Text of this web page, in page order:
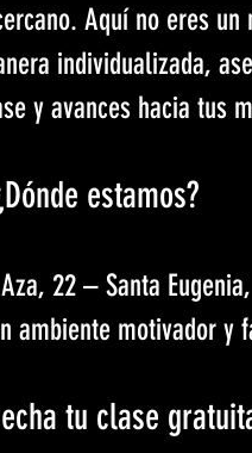
Aquí no eres
individualizada,
y avances hacia tus
estamos?
22 – Santa
ambiente motivador y
tu clase